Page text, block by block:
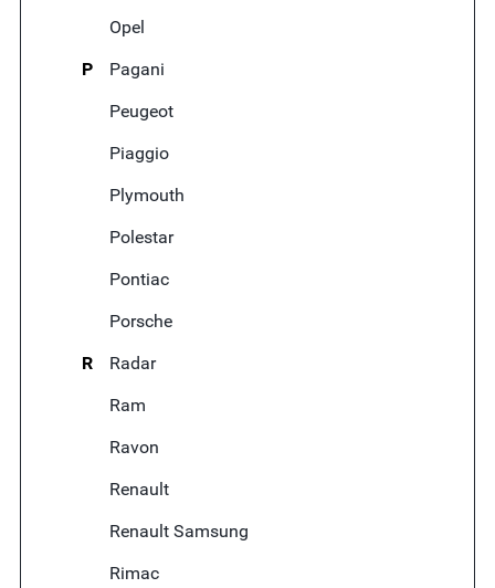
Opel
P
Pagani
Peugeot
Piaggio
Plymouth
Polestar
Pontiac
Porsche
R
Radar
Ram
Ravon
Renault
Renault Samsung
Rimac